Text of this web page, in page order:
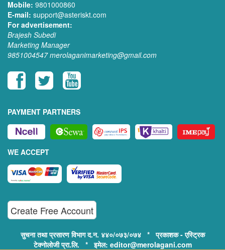
Mobile: 9801000860
E-mail: support@asteriskt.com
For advertisement:
Brajesh Subedi
Marketing Manager
9851004547 merolaganimarketing@gmail.com
PAYMENT PARTNERS
WE ACCEPT
Create Free Account
सुचना तथा प्रसारण विभाग द.न. ४४०/०७३/०७४ * प्रकाशक - एस्ट्रिक
टेक्नोलोजी प्रा.लि. * इमेल: editor@merolagani.com